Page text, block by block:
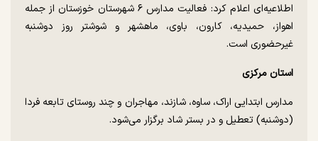
اطلاعیه‌ای اعلام کرد: فعالیت مدارس ۶ شهرستان خوزستان از جمله
اهواز، حمیدیه، کارون، باوی، ماهشهر و شوشتر روز دوشنبه
غیرحضوری است.
استان مرکزی
مدارس ابتدایی اراک، ساوه، شازند، مهاجران و چند روستای تابعه فردا
(دوشنبه) تعطیل و در بستر شاد برگزار می‌شود.